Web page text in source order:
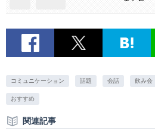
コミュニケーション 話題 会話 飲み会
おすすめ
関連記事